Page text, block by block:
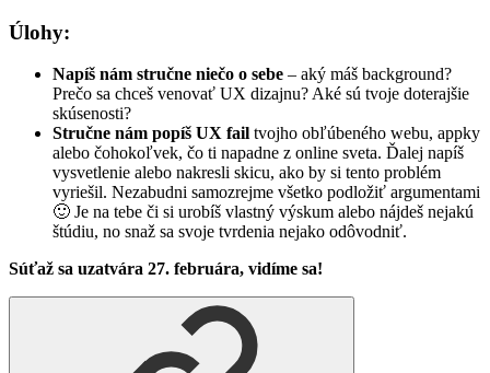
Úlohy:
Napíš nám stručne niečo o sebe – aký máš background?
Prečo sa chceš venovať UX dizajnu? Aké sú tvoje doterajšie
skúsenosti?
Stručne nám popíš UX fail tvojho obľúbeného webu, appky
alebo čohokoľvek, čo ti napadne z online sveta. Ďalej napíš
vysvetlenie alebo nakresli skicu, ako by si tento problém
vyriešil. Nezabudni samozrejme všetko podložiť argumentami
🙂 Je na tebe či si urobíš vlastný výskum alebo nájdeš nejakú
štúdiu, no snaž sa svoje tvrdenia nejako odôvodniť.
Súťaž sa uzatvára 27. februára, vidíme sa!